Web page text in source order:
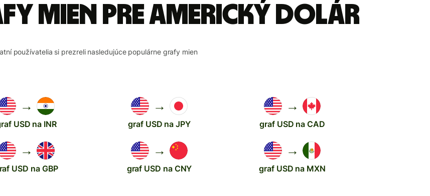
mien pre Americký dolár
používatelia si prezreli nasledujúce populárne grafy mien
→
USD na INR
→
graf USD na JPY
→
graf USD na CAD
→
USD na GBP
→
graf USD na CNY
→
graf USD na MXN